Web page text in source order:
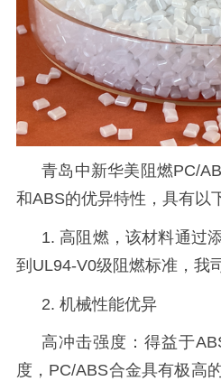
青岛中新华美阻燃PC/
和ABS的优异特性，具有以
1. 高阻燃， 该材料通过
到 UL94-V0级阻燃标准，我
2. 机械性能优异
高冲击强度：得益于
度，PC/ABS合金具有极高